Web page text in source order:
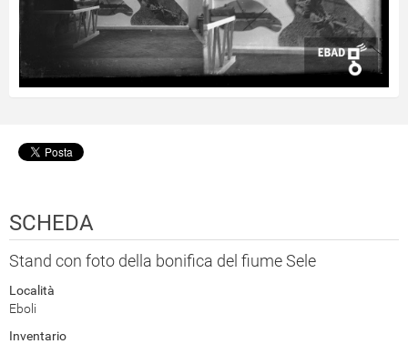
SCHEDA
Stand con foto della bonifica del fiume Sele
Località
Eboli
Inventario